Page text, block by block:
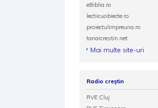
eBiblia.ro
lectiicuobiecte.ro
proiectulimpreuna.ro
tanarcrestin.net
Mai multe site-uri
Radio creștin
RVE Cluj